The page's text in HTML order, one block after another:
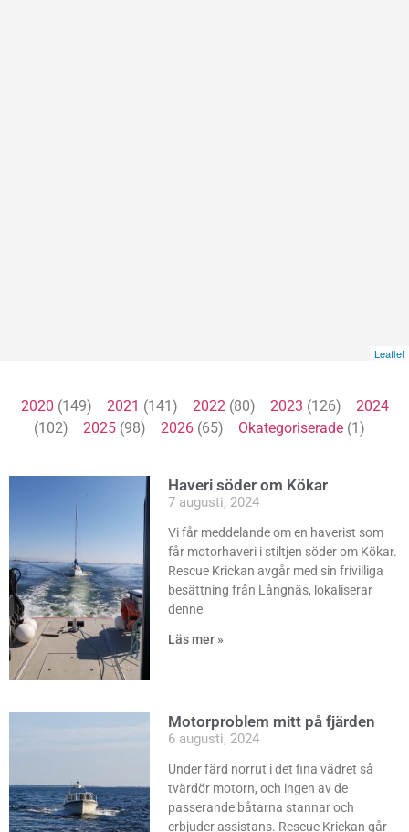
Leaflet
2020 (149) 2021 (141) 2022(80) 2023 (126) 2024
(102) 2025(98) 2026(65) Okategoriserade(1)
Haveri söder om Kökar
7 augusti, 2024
Vi får meddelande om en haverist som
får motorhaveri i stiltjen söder om Kökar.
Rescue Krickan avgår med sin frivilliga
besättning från Långnäs, lokaliserar
denne
Läs mer »
Motorproblem mitt på fjärden
6 augusti, 2024
Under färd norrut i det fina vädret så
tvärdör motorn, och ingen av de
passerande båtarna stannar och
erbjuder assistans. Rescue Krickan går